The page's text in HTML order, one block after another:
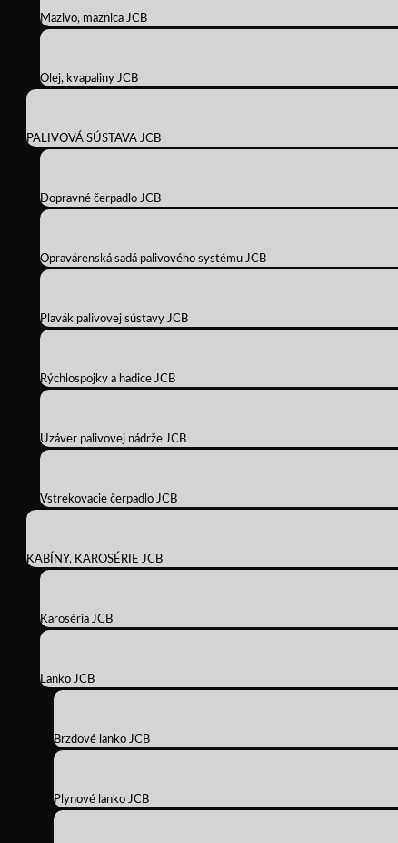
Mazivo, maznica JCB
Olej, kvapaliny JCB
PALIVOVÁ SÚSTAVA JCB
Dopravné čerpadlo JCB
Opravárenská sadá palivového systému JCB
Plavák palivovej sústavy JCB
Rýchlospojky a hadice JCB
Uzáver palivovej nádrže JCB
Vstrekovacie čerpadlo JCB
KABÍNY, KAROSÉRIE JCB
Karoséria JCB
Lanko JCB
Brzdové lanko JCB
Plynové lanko JCB